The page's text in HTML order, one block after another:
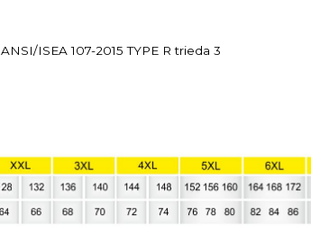
ISEA 107-2015 TYPE R trieda 3